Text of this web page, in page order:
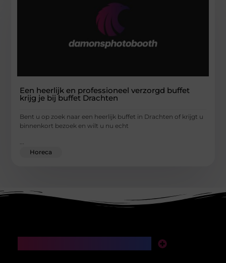
Een heerlijk en professioneel verzorgd buffet
krijg je bij buffet Drachten
Bent u op zoek naar een heerlijk buffet in Drachten of krijgt u
binnenkort bezoek en wilt u nu echt
...
Horeca